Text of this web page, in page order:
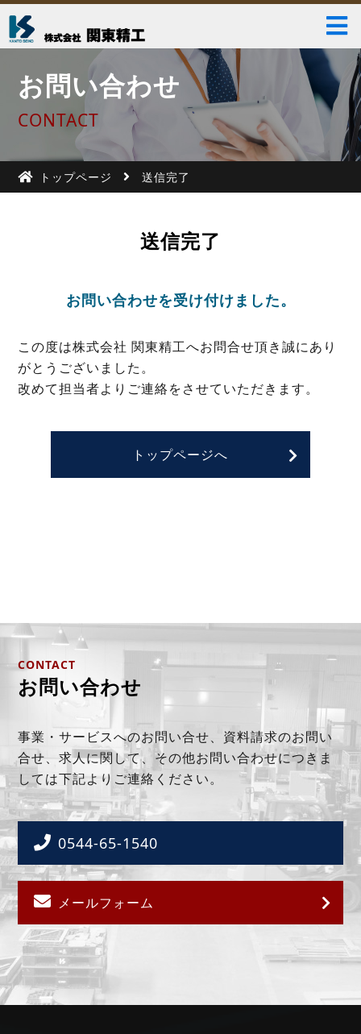
お問い合わせ
CONTACT
トップページ 送信完了
送信完了
お問い合わせを受け付けました。
この度は株式会社 関東精工へお問合せ頂き誠にあり
がとうございました。
改めて担当者よりご連絡をさせていただきます。
トップページへ
CONTACT
お問い合わせ
事業・サービスへのお問い合せ、資料請求のお問い
合せ、求人に関して、その他お問い合わせにつきま
しては下記よりご連絡ください。
0544-65-1540
メールフォーム